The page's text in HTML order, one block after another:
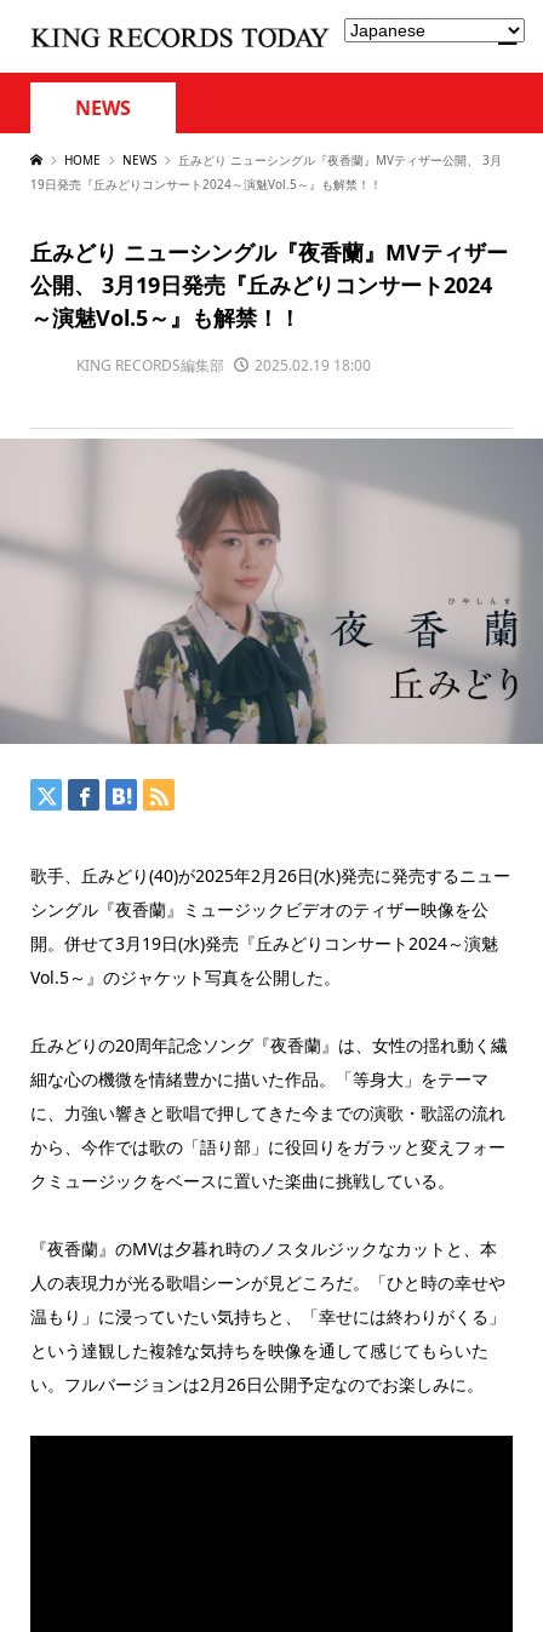
NEWS
HOME NEWS
丘みどり ニューシングル『夜香蘭』MVティザー公開、 3月
19日発売『丘みどりコンサート2024～演魅Vol.5～』も解禁！！
丘みどり ニューシングル『夜香蘭』MVティザー
公開、 3月19日発売『丘みどりコンサート2024
～演魅Vol.5～』も解禁！！
KING RECORDS編集部 2025.02.19 18:00
歌手、丘みどり(40)が2025年2月26日(水)発売に発売するニュー
シングル『夜香蘭』ミュージックビデオのティザー映像を公
開。併せて3月19日(水)発売『丘みどりコンサート2024～演魅
Vol.5～』のジャケット写真を公開した。
丘みどりの20周年記念ソング『夜香蘭』は、女性の揺れ動く繊
細な心の機微を情緒豊かに描いた作品。「等身大」をテーマ
に、力強い響きと歌唱で押してきた今までの演歌・歌謡の流れ
から、今作では歌の「語り部」に役回りをガラッと変えフォー
クミュージックをベースに置いた楽曲に挑戦している。
『夜香蘭』のMVは夕暮れ時のノスタルジックなカットと、本
人の表現力が光る歌唱シーンが見どころだ。「ひと時の幸せや
温もり」に浸っていたい気持ちと、「幸せには終わりがくる」
という達観した複雑な気持ちを映像を通して感じてもらいた
い。フルバージョンは2月26日公開予定なのでお楽しみに。